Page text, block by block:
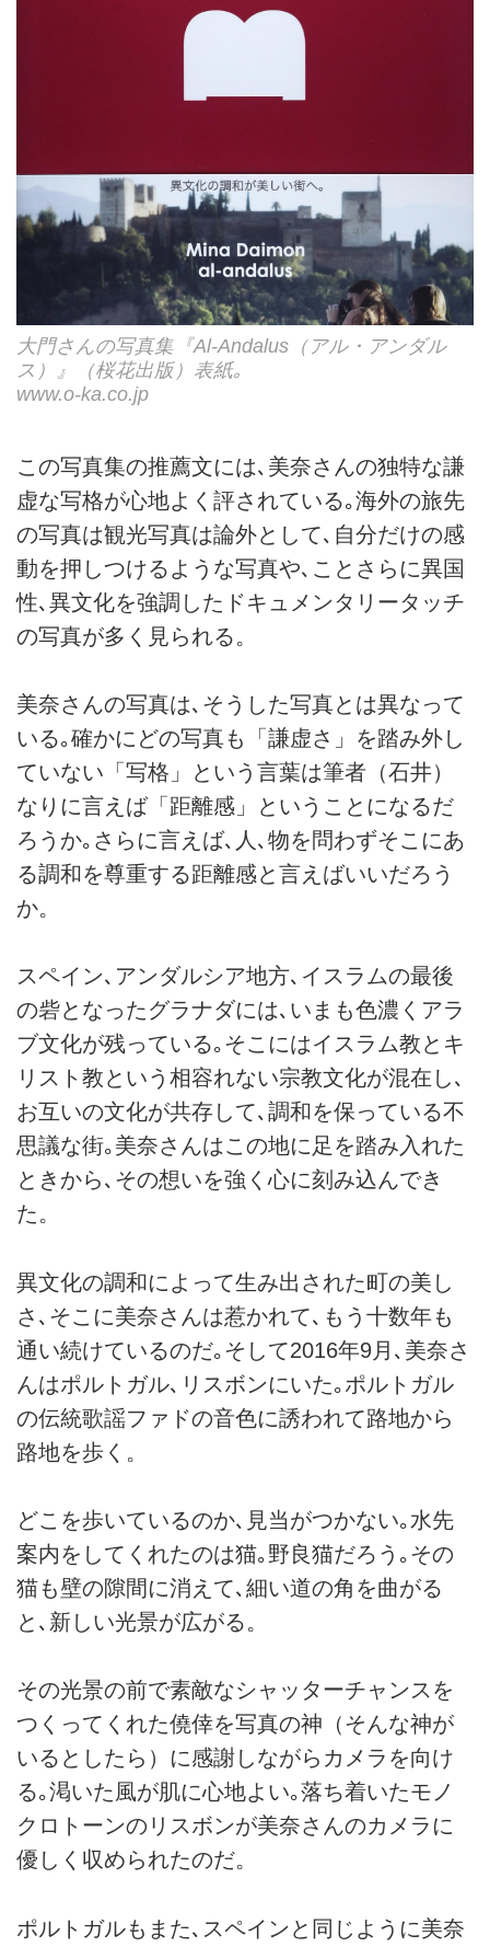
大門さんの写真集『Al-Andalus（アル・アンダル
ス）』（桜花出版）表紙｡
www.o-ka.co.jp
この写真集の推薦文には､美奈さんの独特な謙
虚な写格が心地よく評されている｡海外の旅先
の写真は観光写真は論外として､自分だけの感
動を押しつけるような写真や､ことさらに異国
性､異文化を強調したドキュメンタリータッチ
の写真が多く見られる。
美奈さんの写真は､そうした写真とは異なって
いる｡確かにどの写真も「謙虚さ」を踏み外し
ていない「写格」という言葉は筆者（石井）
なりに言えば「距離感」ということになるだ
ろうか｡さらに言えば､人､物を問わずそこにあ
る調和を尊重する距離感と言えばいいだろう
か。
スペイン､アンダルシア地方､イスラムの最後
の砦となったグラナダには､いまも色濃くアラ
ブ文化が残っている｡そこにはイスラム教とキ
リスト教という相容れない宗教文化が混在し､
お互いの文化が共存して､調和を保っている不
思議な街｡美奈さんはこの地に足を踏み入れた
ときから､その想いを強く心に刻み込んでき
た。
異文化の調和によって生み出された町の美し
さ､そこに美奈さんは惹かれて､もう十数年も
通い続けているのだ｡そして2016年9月､美奈さ
んはポルトガル､リスボンにいた｡ポルトガル
の伝統歌謡ファドの音色に誘われて路地から
路地を歩く。
どこを歩いているのか､見当がつかない｡水先
案内をしてくれたのは猫｡野良猫だろう｡その
猫も壁の隙間に消えて､細い道の角を曲がる
と､新しい光景が広がる。
その光景の前で素敵なシャッターチャンスを
つくってくれた僥倖を写真の神（そんな神が
いるとしたら）に感謝しながらカメラを向け
る｡渇いた風が肌に心地よい｡落ち着いたモノ
クロトーンのリスボンが美奈さんのカメラに
優しく収められたのだ。
ポルトガルもまた､スペインと同じように美奈